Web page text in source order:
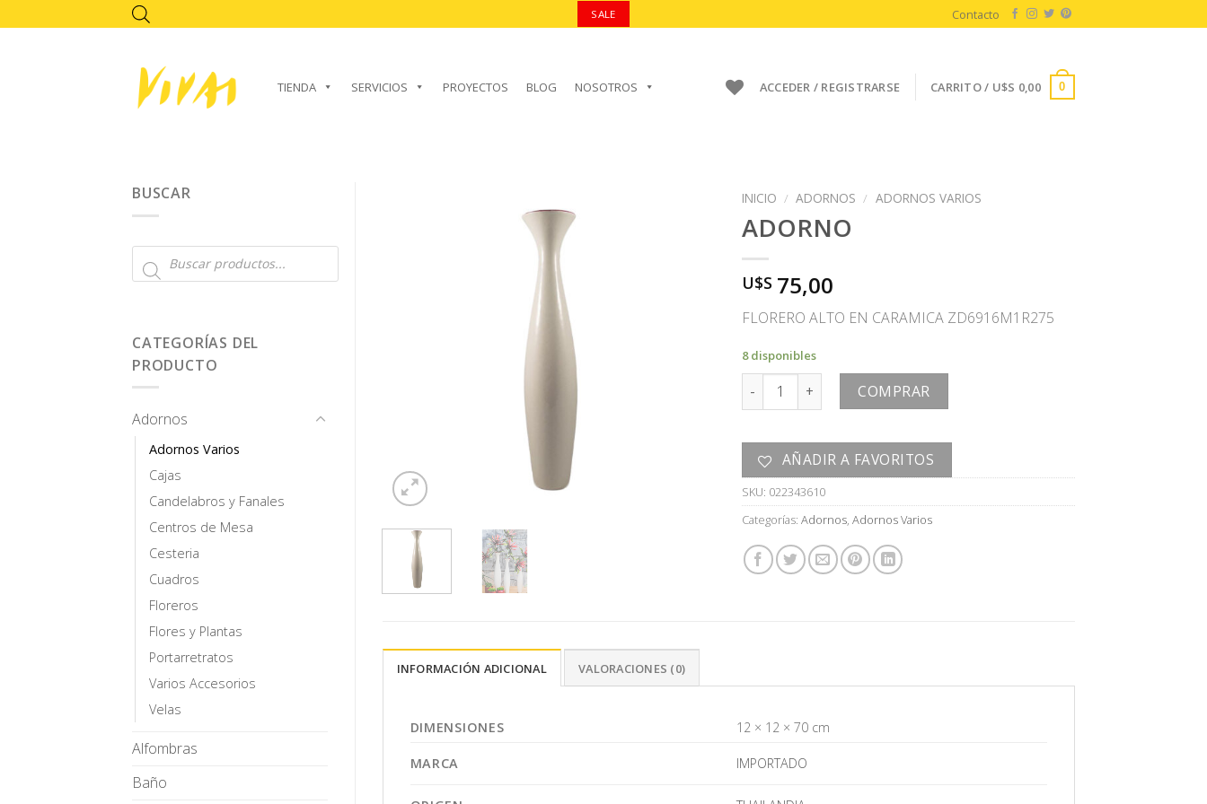
to
SALE Contacto
TIENDA SERVICIOS PROYECTOS BLOG NOSOTROS ACCEDER / REGISTRARSE CARRITO / U$S 0,00 0
BUSCAR
Búsqueda
de
CATEGORÍAS DEL
PRODUCTO
Adornos
Adornos Varios
Cajas
Candelabros y Fanales
Centros de Mesa
Cesteria
Cuadros
Floreros
Flores y Plantas
Portarretratos
Varios Accesorios
Velas
Alfombras
Baño
INICIO / ADORNOS / ADORNOS VARIOS
ADORNO
U$S 75,00
FLORERO ALTO EN CARAMICA ZD6916M1R275
8 disponibles
ADORNO cantidadCOMPRAR
AÑADIR A FAVORITOS
SKU: 022343610
Categorías:Adornos,Adornos Varios
INFORMACIÓN ADICIONAL VALORACIONES (0)
DIMENSIONES 12 × 12 × 70 cm
MARCA IMPORTADO